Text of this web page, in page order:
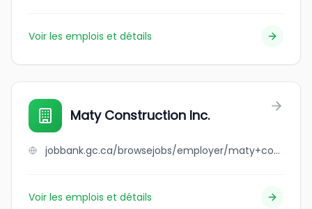
Voir les emplois et détails
Maty Construction Inc.
jobbank.gc.ca/browsejobs/employer/maty+construction+inc./ca
Voir les emplois et détails